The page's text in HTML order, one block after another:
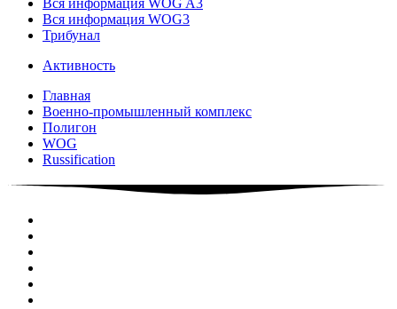
Вся информация WOG A3
Вся информация WOG3
Трибунал
Активность
Главная
Военно-промышленный комплекс
Полигон
WOG
Russification